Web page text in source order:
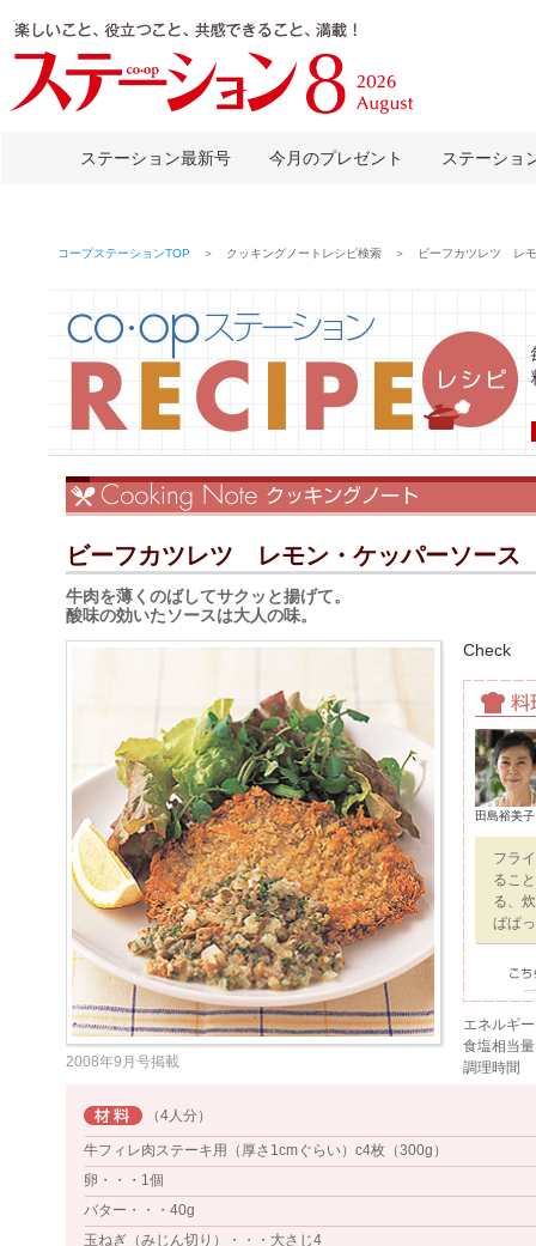
ステーション最新号 今月のプレゼント ステーショ
コープステーションTOP ＞ クッキングノートレシピ検索 ＞ ビーフカツレツ レモ
ビーフカツレツ レモン・ケッパーソース
牛肉を薄くのばしてサクッと揚げて。
酸味の効いたソースは大人の味。
2008年9月号掲載
Check
田島裕美
フラ
るこ
る、
ぱぱ
エネルギー
食塩相当量
調理時間
（4人分）
牛フィレ肉ステーキ用（厚さ1cmぐらい）c4枚（300g）
卵・・・1個
バター・・・40g
玉ねぎ（みじん切り）・・・大さじ4